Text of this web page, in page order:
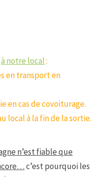
à notre local:
en transport en
en cas de covoiturage.
local à la fin de la sortie.
n’est fiable que
c’est pourquoi les